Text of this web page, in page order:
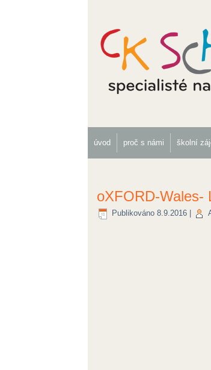
úvod proč s námi školní
oXFORD-Wales-
Publikováno 8.9.2016